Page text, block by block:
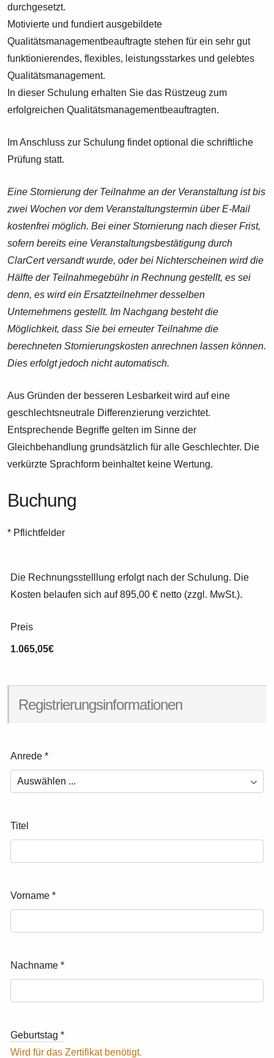
durchgesetzt.
Motivierte und fundiert ausgebildete
Qualitätsmanagementbeauftragte stehen für ein sehr gut
funktionierendes, flexibles, leistungsstarkes und gelebtes
Qualitätsmanagement.
In dieser Schulung erhalten Sie das Rüstzeug zum
erfolgreichen Qualitätsmanagementbeauftragten.
Im Anschluss zur Schulung findet optional die schriftliche
Prüfung statt.
Eine Stornierung der Teilnahme an der Veranstaltung ist bis
zwei Wochen vor dem Veranstaltungstermin über E-Mail
kostenfrei möglich. Bei einer Stornierung nach dieser Frist,
sofern bereits eine Veranstaltungsbestätigung durch
ClarCert versandt wurde, oder bei Nichterscheinen wird die
Hälfte der Teilnahmegebühr in Rechnung gestellt, es sei
denn, es wird ein Ersatzteilnehmer desselben
Unternehmens gestellt. Im Nachgang besteht die
Möglichkeit, dass Sie bei erneuter Teilnahme die
berechneten Stornierungskosten anrechnen lassen können.
Dies erfolgt jedoch nicht automatisch.
Aus Gründen der besseren Lesbarkeit wird auf eine
geschlechtsneutrale Differenzierung verzichtet.
Entsprechende Begriffe gelten im Sinne der
Gleichbehandlung grundsätzlich für alle Geschlechter. Die
verkürzte Sprachform beinhaltet keine Wertung.
Buchung
* Pflichtfelder
Die Rechnungsstelllung erfolgt nach der Schulung. Die
Kosten belaufen sich auf 895,00 € netto (zzgl. MwSt.).
Preis
1.065,05€
Registrierungsinformationen
Anrede*
Titel
Vorname*
Nachname*
Geburtstag*